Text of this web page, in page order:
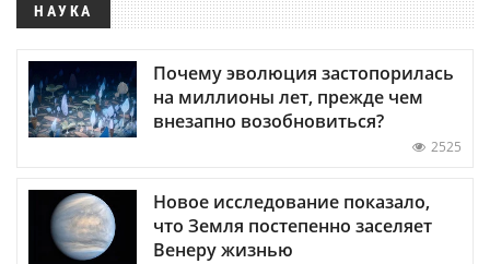
НАУКА
Почему эволюция застопорилась
на миллионы лет, прежде чем
внезапно возобновиться?
2525
Новое исследование показало,
что Земля постепенно заселяет
Венеру жизнью